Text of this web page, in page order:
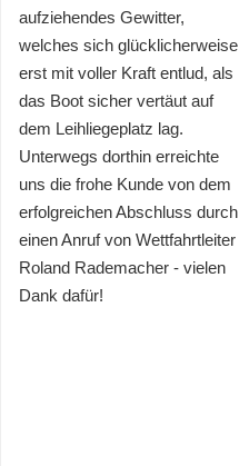
aufziehendes Gewitter,
welches sich glücklicherweise
erst mit voller Kraft entlud, als
das Boot sicher vertäut auf
dem Leihliegeplatz lag.
Unterwegs dorthin erreichte
uns die frohe Kunde von dem
erfolgreichen Abschluss durch
einen Anruf von Wettfahrtleiter
Roland Rademacher - vielen
Dank dafür!